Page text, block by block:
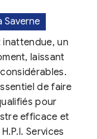
Saverne
un
laissant
de faire
pour
efficace et
Services